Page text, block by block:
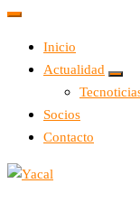
Inicio
Actualidad
Socios
Contacto